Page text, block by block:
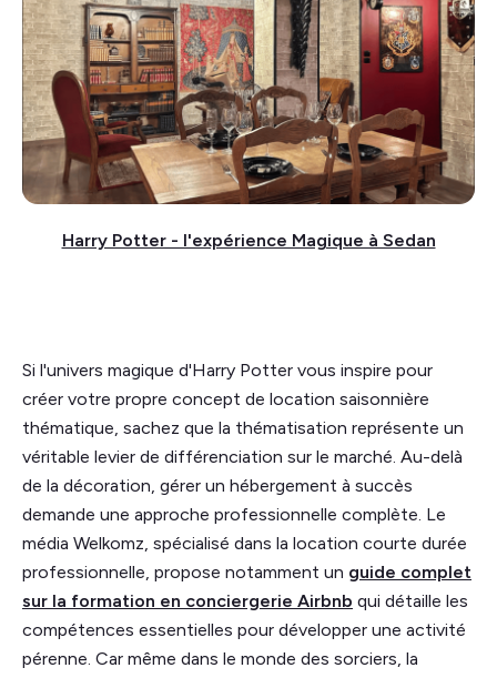
Harry Potter - l'expérience Magique à Sedan
Si l'univers magique d'Harry Potter vous inspire pour
créer votre propre concept de location saisonnière
thématique, sachez que la thématisation représente un
véritable levier de différenciation sur le marché. Au-delà
de la décoration, gérer un hébergement à succès
demande une approche professionnelle complète. Le
média Welkomz, spécialisé dans la location courte durée
professionnelle, propose notamment un guide complet
sur la formation en conciergerie Airbnb qui détaille les
compétences essentielles pour développer une activité
pérenne. Car même dans le monde des sorciers, la